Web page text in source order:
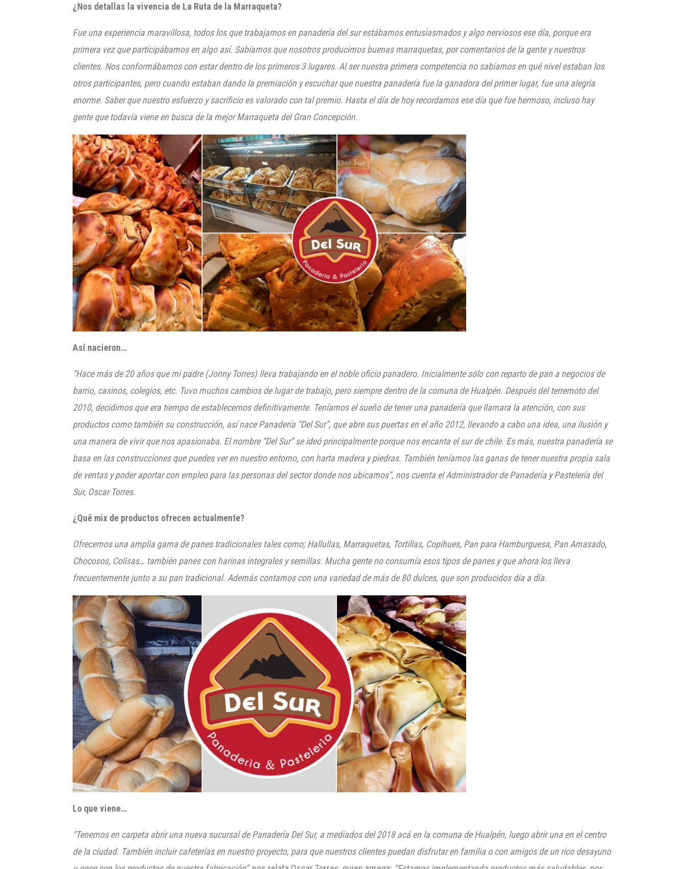
¿Nos detallas la vivencia de La Ruta de la Marraqueta?
Fue una experiencia maravillosa, todos los que trabajamos en panadería del sur estábamos entusiasmados y algo nerviosos ese día, porque era
primera vez que participábamos en algo así. Sabíamos que nosotros producimos buenas marraquetas, por comentarios de la gente y nuestros
clientes. Nos conformábamos con estar dentro de los primeros 3 lugares. Al ser nuestra primera competencia no sabíamos en qué nivel estaban los
otros participantes, pero cuando estaban dando la premiación y escuchar que nuestra panadería fue la ganadora del primerlugar, fue una alegría
enorme. Saber que nuestro esfuerzo y sacrificio es valorado con tal premio. Hasta el día de hoyrecordamos esedía que fue hermoso, incluso hay
gente que todavía viene en busca de la mejor Marraqueta delGran Concepción.
Así nacieron…
“Hace más de 20 años que mi padre (JonnyTorres) lleva trabajando en el noble oficio panadero. Inicialmente sólo con reparto de pan a negocios de
barrio, casinos, colegios, etc. Tuvo muchos cambios de lugar de trabajo, pero siempre dentro de la comuna deHualpén. Después del terremoto del
2010, decidimos que era tiempo deestablecernos definitivamente. Teníamos el sueño de tener una panadería que llamara la atención, con sus
productos como también su construcción, así nace Panadería “Del Sur”, queabre sus puertas en el año 2012, llevando a cabo una idea, una ilusión y
una manera de vivir que nos apasionaba. El nombre “Del Sur”se ideó principalmente porque nos encanta el sur de chile. Es más, nuestra panadería se
basa en las construcciones quepuedes ver en nuestro entorno, con harta madera y piedras. También teníamos las ganasde tener nuestra propia sala
de ventas y poder aportar con empleo para las personas del sector donde nos ubicamos”, nos cuenta el Administrador de Panadería y Pastelería del
Sur, Oscar Torres.
¿Qué mix de productos ofrecen actualmente?
Ofrecemos una amplia gama de panes tradicionales tales como; Hallullas, Marraquetas, Tortillas, Copihues, Pan para Hamburguesa, Pan Amasado,
Chocosos, Colisas… también panes con harinas integrales y semillas. Mucha gente no consumía esos tipos de panes y que ahora los lleva
frecuentemente junto a su pan tradicional. Ademáscontamos con una variedad de más de 80 dulces, que son producidos día a día.
Lo que viene…
“Tenemos en carpeta abrir una nueva sucursal de Panadería Del Sur, a mediados del 2018 acá en la comuna deHualpén, luego abrir una en el centro
de la ciudad. También incluir cafeterías en nuestro proyecto, para que nuestros clientes puedan disfrutar en familia o conamigos deun rico desayuno